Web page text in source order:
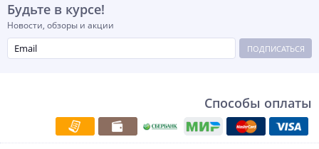
Будьте в курсе!
Новости, обзоры и акции
ПОДПИСАТЬСЯ
Способы оплаты